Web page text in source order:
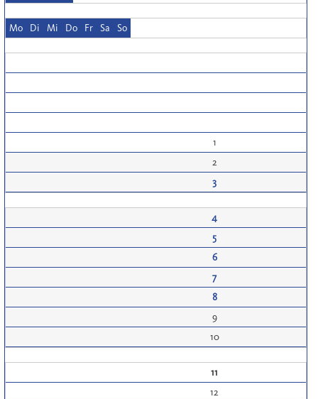
Mo Di Mi Do Fr Sa So
1
2
3
4
5
6
7
8
9
10
11
12